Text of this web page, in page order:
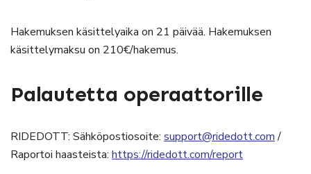
Hakemuksen käsittelyaika on 21 päivää. Hakemuksen
käsittelymaksu on 210€/hakemus.
Palautetta operaattorille
RIDEDOTT: Sähköpostiosoite: support@ridedott.com/
Raportoi haasteista: https://ridedott.com/report